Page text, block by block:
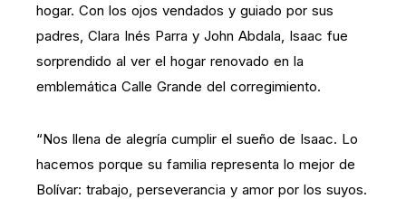
hogar. Con los ojos vendados y guiado por sus
padres, Clara Inés Parra y John Abdala, Isaac fue
sorprendido al ver el hogar renovado en la
emblemática Calle Grande del corregimiento.
“Nos llena de alegría cumplir el sueño de Isaac. Lo
hacemos porque su familia representa lo mejor de
Bolívar: trabajo, perseverancia y amor por los suyos.